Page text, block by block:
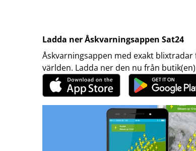
Ladda ner Åskvarningsappen Sat24
Åskvarningsappen med exakt blixtradar
världen. Ladda ner den nu från